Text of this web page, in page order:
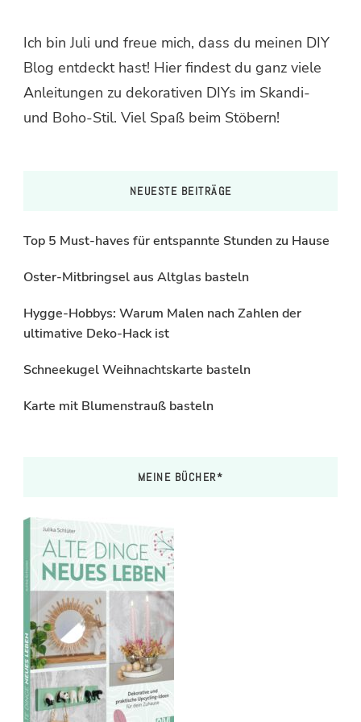
Ich bin Juli und freue mich, dass du meinen DIY
Blog entdeckt hast! Hier findest du ganz viele
Anleitungen zu dekorativen DIYs im Skandi-
und Boho-Stil. Viel Spaß beim Stöbern!
NEUESTE BEITRÄGE
Top 5 Must-haves für entspannte Stunden zu Hause
Oster-Mitbringsel aus Altglas basteln
Hygge-Hobbys: Warum Malen nach Zahlen der
ultimative Deko-Hack ist
Schneekugel Weihnachtskarte basteln
Karte mit Blumenstrauß basteln
MEINE BÜCHER*